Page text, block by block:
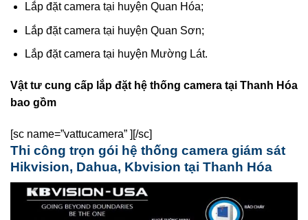
Lắp đặt camera tại huyện Quan Hóa;
Lắp đặt camera tại huyện Quan Sơn;
Lắp đặt camera tại huyện Mường Lát.
Vật tư cung cấp lắp đặt hệ thống camera tại Thanh Hóa
bao gồm
[sc name=”vattucamera” ][/sc]
Thi công trọn gói hệ thống camera giám sát
Hikvision, Dahua, Kbvision tại Thanh Hóa